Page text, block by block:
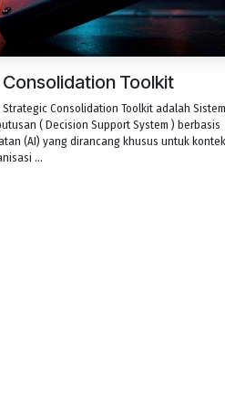
Toolkit
Strategic Consolidation Toolkit adalah Sistem
( Decision Support System ) berbasis
(AI) yang dirancang khusus untuk
...